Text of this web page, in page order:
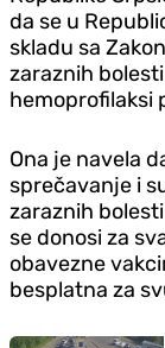
da se u
skladu sa
zaraznih
hemoprofilaksi
Ona je navela
sprečavanje i
zaraznih
se donosi za
obavezne
besplatna za